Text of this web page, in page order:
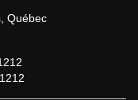
, Québec